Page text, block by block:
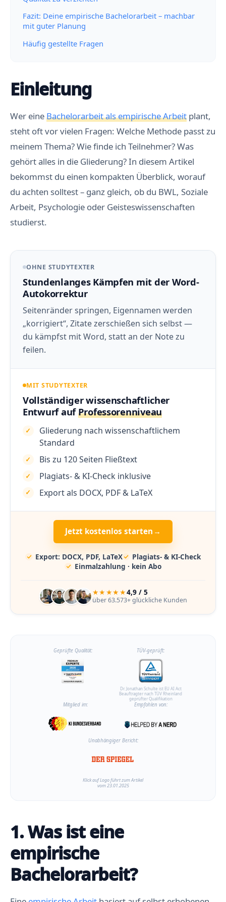
Fazit: Deine empirische Bachelorarbeit – machbar
mit guter Planung
Häufig gestellte Fragen
Einleitung
Wer eineBachelorarbeit als empirische Arbeit plant,
steht oft vor vielen Fragen: Welche Methode passt zu
meinem Thema? Wie finde ich Teilnehmer? Was
gehört alles in die Gliederung? In diesem Artikel
bekommst du einen kompakten Überblick, worauf
du achten solltest – ganz gleich, ob du BWL, Soziale
Arbeit, Psychologie oder Geisteswissenschaften
studierst.
OHNE STUDYTEXTER
Stundenlanges Kämpfen mit der Word-
Autokorrektur
Seitenränder springen, Eigennamen werden
„korrigiert“, Zitate zerschießen sich selbst —
du kämpfst mit Word, statt an der Note zu
feilen.
MIT STUDYTEXTER
Vollständiger wissenschaftlicher
Entwurf auf Professorenniveau
Gliederung nach wissenschaftlichem
Standard
Bis zu 120 Seiten Fließtext
Plagiats- & KI-Check inklusive
Export als DOCX, PDF & LaTeX
Jetzt kostenlos starten →
Export: DOCX, PDF, LaTeX
Plagiats- & KI-Check
Einmalzahlung · kein Abo
★★★★★4,9 / 5
über 63.573+ glückliche Kunden
Geprüfte Qualität: TÜV-geprüft:
Dr. Jonathan Schulte ist EU AI Act
Beauftragter nach TÜV Rheinland
geprüfter Qualifikation
Mitglied im: Empfohlen von:
Unabhängiger Bericht:
Klick auf Logo führt zum Artikel
vom 23.01.2025
1. Was ist eine
empirische
Bachelorarbeit?